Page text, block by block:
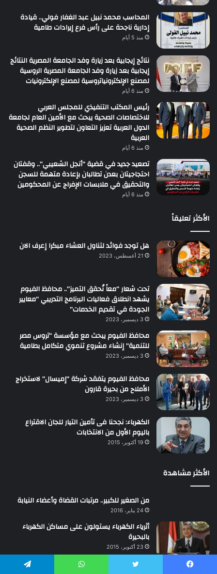
المحاسب محمد نبيل عبد الغفار فولي.. قيادة
إدارية ناجحة على رأس فرع إيرادات طامية
منذ 5 أيام
نتائج إيجابية بعد زيارة وفد الجامعة المصرية النتائج
إيجابية بعد زيارة وفد الجامعة المصرية الروسية
لمصنع الإلكترونياتروسية لمصنع الإلكترونيات
منذ 6 أيام
رئيس المكتب التنفيذي للمجلس العربي
للاختصاصات الصحية يبحث مع الأمين العام لجامعة
الدول العربية تعزيز التعاون لتطوير النظم الصحية
العربية
منذ 6 أيام
تصعيد جديد في قضية “أنجل الشعيبي”.. وقفتان
احتجاجيتان بعدن تطالبان بإعادة متهمة للسجن
والتحقيق في ملابسات الإفراج عن المحكومين
منذ 6 أيام
الأكثر تعليقاً
هل توجد فوائد لتناول العشاء مبكرا إعرف الان
21 أغسطس، 2023
تحت شعار “معاً نُحقق التميز”.. محافظ الفيوم
يشهد انطلاق فعاليات البرنامج التدريبي “معايير
الجودة في تقديم الخدمات”
3 ديسمبر، 2023
محافظ الفيوم يبحث مع مؤسسة “تروس مصر
للتنمية” إنشاء مشروع تنموي متكامل بطامية
3 ديسمبر، 2023
محافظ الفيوم يتفقد شركة “إميسال” لاستخراج
الأملاح من بحيرة قارون
3 ديسمبر، 2023
الكهرباء: نجحنا فى تأمين التيار للجان الاقتراع
باليوم الأول من الانتخابات
19 أكتوبر، 2015
الأكثر مشاهدة
من الصغير للكبير.. مرتبات القضاة وأعضاء النيابة
24 يناير، 2016
أثرياء الكهرباء يستولون على مساكن الكهرباء
بالبحيرة
23 أكتوبر، 2015
دراسة تؤكد بأن الزوجة الممتلئة أفضل من النحيفة